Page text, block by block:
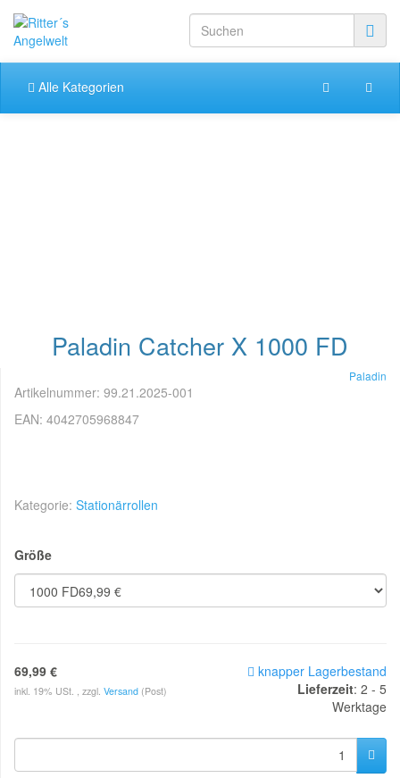
Alle Kategorien
Paladin Catcher X 1000 FD
Paladin
Artikelnummer: 99.21.2025-001
EAN: 4042705968847
Kategorie: Stationärrollen
Größe
69,99 €
inkl. 19% USt. , zzgl. Versand (Post)
knapper Lagerbestand
Lieferzeit: 2 - 5
Werktage